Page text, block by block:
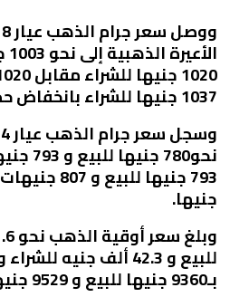
1037 جنيها للشراء بانخفاض حجمه 17 جنيها.
نحو780
جنيها.
للبيع و 42.3 ألف جنيه
بـ9360 جنيها للبيع و 9529 جنيها للشراء.